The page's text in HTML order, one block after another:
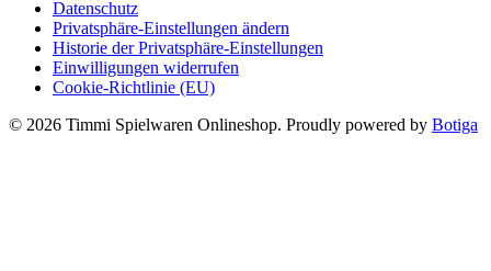
Datenschutz
Privatsphäre-Einstellungen ändern
Historie der Privatsphäre-Einstellungen
Einwilligungen widerrufen
Cookie-Richtlinie (EU)
© 2026 Timmi Spielwaren Onlineshop. Proudly powered by Botiga